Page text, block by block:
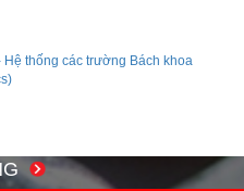
Hệ thống các trường Bách khoa